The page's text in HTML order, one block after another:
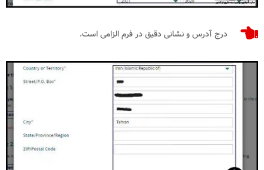
درج آدرس و نشانی دقیق در فرم الزامی است.